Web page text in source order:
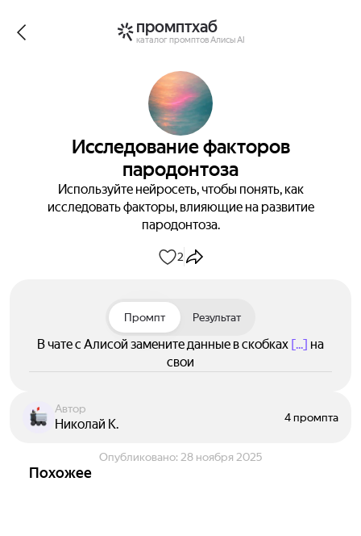
промптхаб
каталог промптов Алисы AI
Исследование факторов
пародонтоза
Используйте нейросеть, чтобы понять, как
исследовать факторы, влияющие на развитие
пародонтоза.
2
Промпт Результат
В чате с Алисой замените данные в скобках [...] на
свои
Автор
Николай К. 4 промпта
Опубликовано: 28 ноября 2025
Похожее